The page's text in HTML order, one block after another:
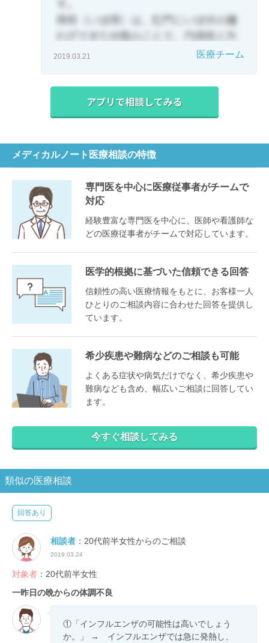
2019.03.21 医療チーム
メディカルノート医療相談の特徴
専門医を中心に医療従事者がチームで
対応
経験豊富な専門医を中心に、医師や看護師な
どの医療従事者がチームで対応しています。
医学的根拠に基づいた信頼できる回答
信頼性の高い医療情報をもとに、お客様一人
ひとりのご相談内容に合わせた回答を提供し
ています。
希少疾患や難病などのご相談も可能
よくある症状や病気だけでなく、希少疾患や
難病なども含め、幅広いご相談に回答してい
ます。
今すぐ相談してみる
類似の医療相談
回答あり
相談者 ：20代前半女性からのご相談
2019.03.24
対象者 ：20代前半女性
一昨日の晩からの体調不良
①「インフルエンザの可能性は高いでしょう
か。」 → インフルエンザでは急に発熱し、